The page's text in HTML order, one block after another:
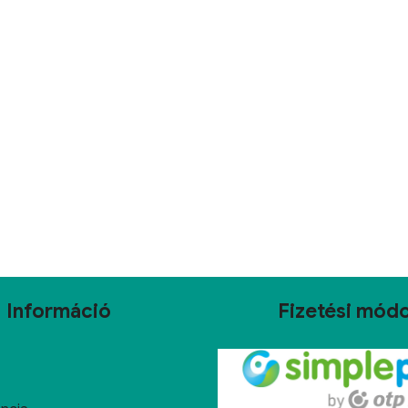
Információ Fizetési